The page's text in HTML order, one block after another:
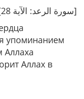
[سورة الرعد: الآية 28]
упоминанием
Аллаха
Аллах в